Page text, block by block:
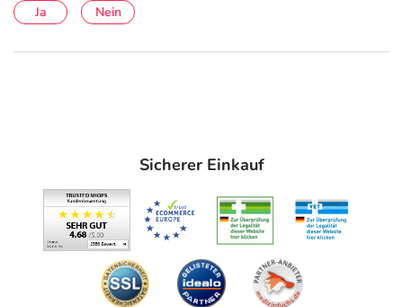
Ja
Nein
Sicherer Einkauf